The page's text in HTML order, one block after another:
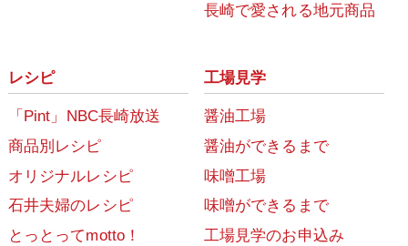
長崎で愛される地元商品
レシピ
「Pint」NBC長崎放送
商品別レシピ
オリジナルレシピ
石井夫婦のレシピ
とっとってmotto！
工場見学
醤油工場
醤油ができるまで
味噌工場
味噌ができるまで
工場見学のお申込み